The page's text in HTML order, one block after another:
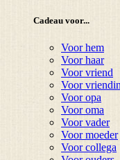
Cadeau voor...
Voor hem
Voor haar
Voor vriend
Voor vriendin
Voor opa
Voor oma
Voor vader
Voor moeder
Voor collega